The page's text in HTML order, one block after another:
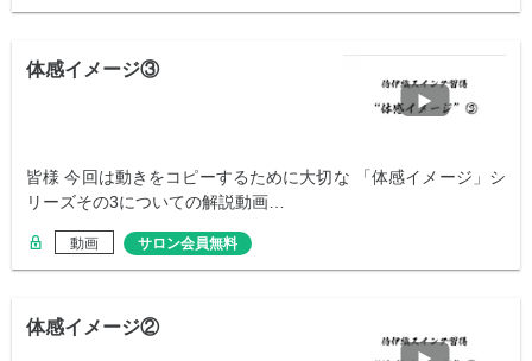
体感イメージ③
皆様 今回は動きをコピーするために大切な 「体感イメージ」シ
リーズその3についての解説動画…
動画 サロン会員無料
体感イメージ②